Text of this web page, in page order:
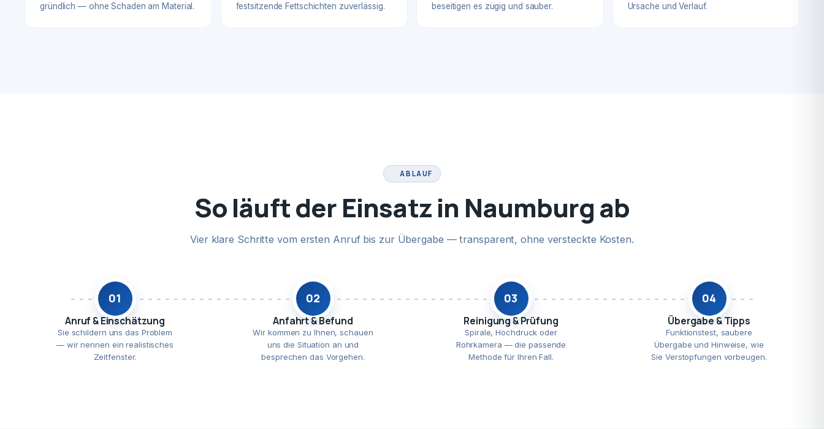
gründlich — ohne Schaden am Material.
festsitzende Fettschichten zuverlässig.
beseitigen es zügig und sauber.
Ursache und Verlauf.
ABLAUF
So läuft der Einsatz in Naumburg ab
Vier klare Schritte vom ersten Anruf bis zur Übergabe — transparent, ohne versteckte Kosten.
01
Anruf & Einschätzung
Sie schildern uns das Problem
— wir nennen ein realistisches
Zeitfenster.
02
Anfahrt & Befund
Wir kommen zu Ihnen, schauen
uns die Situation an und
besprechen das Vorgehen.
03
Reinigung & Prüfung
Spirale, Hochdruck oder
Rohrkamera — die passende
Methode für Ihren Fall.
04
Übergabe & Tipps
Funktionstest, saubere
Übergabe und Hinweise, wie
Sie Verstopfungen vorbeugen.